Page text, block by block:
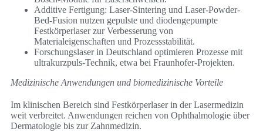
Additive Fertigung: Laser-Sintering und Laser-Powder-
Bed-Fusion nutzen gepulste und diodengepumpte
Festkörperlaser zur Verbesserung von
Materialeigenschaften und Prozessstabilität.
Forschungslaser in Deutschland optimieren Prozesse mit
ultrakurzpuls-Technik, etwa bei Fraunhofer-Projekten.
Medizinische Anwendungen und biomedizinische Vorteile
Im klinischen Bereich sind Festkörperlaser in der Lasermedizin
weit verbreitet. Anwendungen reichen von Ophthalmologie über
Dermatologie bis zur Zahnmedizin.